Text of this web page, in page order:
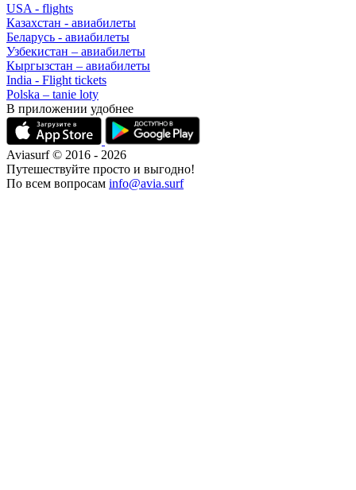
USA - flights
Казахстан - авиабилеты
Беларусь - авиабилеты
Узбекистан – авиабилеты
Кыргызстан – авиабилеты
India - Flight tickets
Polska – tanie loty
В приложении удобнее
Aviasurf © 2016 - 2026
Путешествуйте просто и выгодно!
По всем вопросам info@avia.surf